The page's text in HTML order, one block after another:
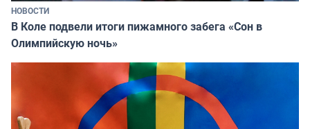
НОВОСТИ
В Коле подвели итоги пижамного забега «Сон в
Олимпийскую ночь»